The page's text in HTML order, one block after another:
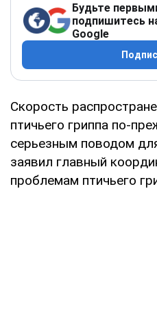
Будьте
подпишитесь
Google
Скорость
птичьего гриппа по-
серьезным поводом
заявил главный
проблемам птичьего